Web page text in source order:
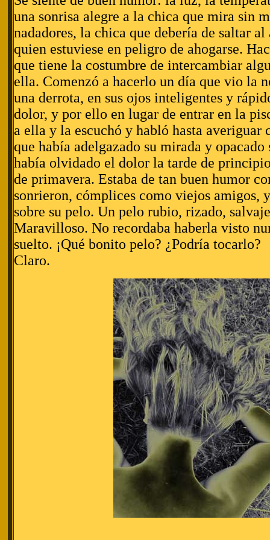
una sonrisa alegre a la chica que mira sin
nadadores, la chica que debería de saltar al
quien estuviese en peligro de ahogarse.
que tiene la costumbre de intercambiar
ella. Comenzó a hacerlo un día que vio la
una derrota, en sus ojos inteligentes y
dolor, y por ello en lugar de entrar en la
a ella y la escuchó y habló hasta averiguar
que había adelgazado su mirada y
había olvidado el dolor la tarde de
de primavera. Estaba de tan buen humor
sonrieron, cómplices como viejos amigos,
sobre su pelo. Un pelo rubio, rizado,
Maravilloso. No recordaba haberla visto
suelto. ¡Qué bonito pelo? ¿Podría tocarlo?
Claro.